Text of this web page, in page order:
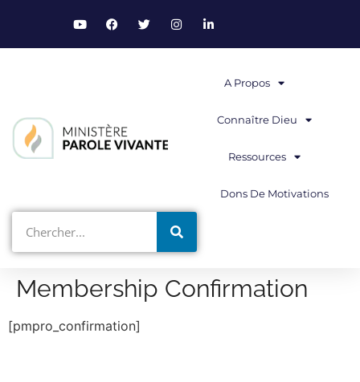
A Propos
Connaître Dieu
Ressources
Dons De Motivations
Membership Confirmation
[pmpro_confirmation]